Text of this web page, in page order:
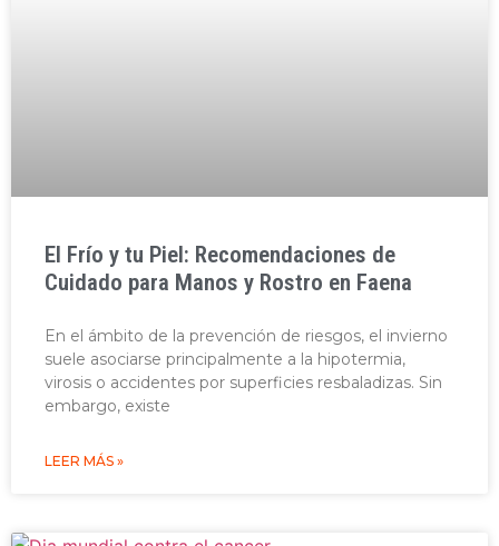
El Frío y tu Piel: Recomendaciones de
Cuidado para Manos y Rostro en Faena
En el ámbito de la prevención de riesgos, el invierno
suele asociarse principalmente a la hipotermia,
virosis o accidentes por superficies resbaladizas. Sin
embargo, existe
LEER MÁS »